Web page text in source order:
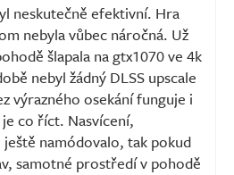
neskutečně efektivní. Hra
nebyla vůbec náročná. Už
šlapala na gtx1070 ve 4k
nebyl žádný DLSS upscale
výrazného osekání funguje i
co říct. Nasvícení,
namódovalo, tak pokud
samotné prostředí v pohodě